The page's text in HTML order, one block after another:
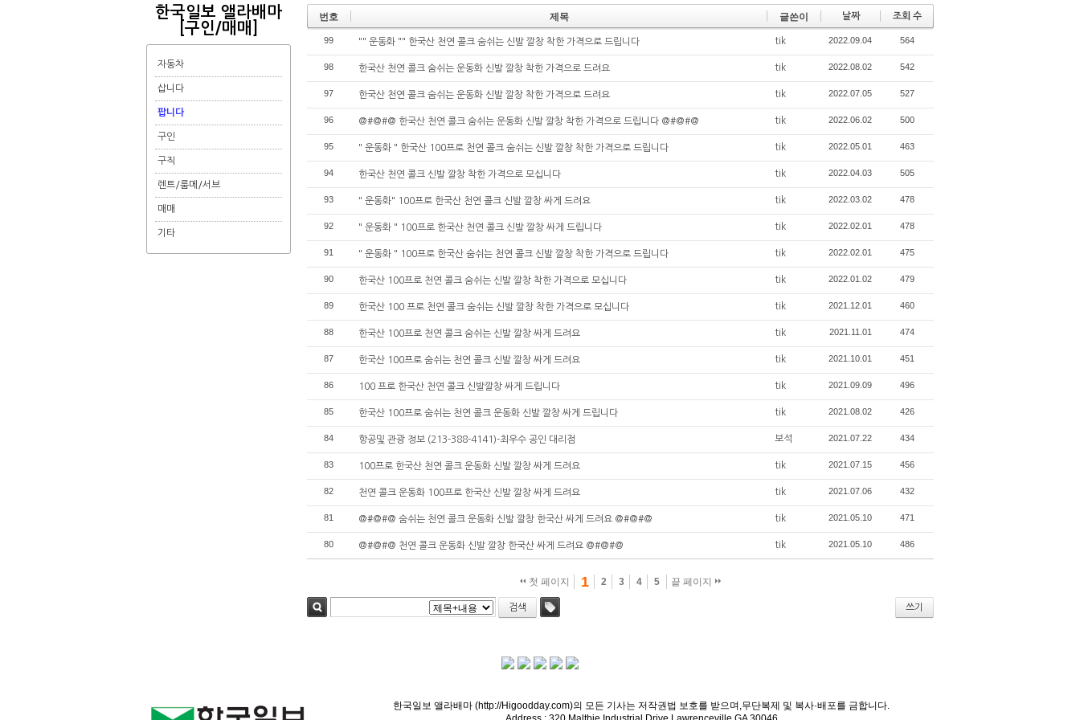
한국일보 앨라배마
[구인/매매]
자동차
삽니다
팝니다
구인
구직
렌트/룸메/서브
매매
기타
번호 제목 글쓴이 날짜 조회 수
99 "" 운동화 "" 한국산 천연 콜크 숨쉬는 신발 깔창 착한 가격으로 드립니다 tik 2022.09.04 564
98 한국산 천연 콜크 숨쉬는 운동화 신발 깔창 착한 가격으로 드려요 tik 2022.08.02 542
97 한국산 천연 콜크 숨쉬는 운동화 신발 깔창 착한 가격으로 드려요 tik 2022.07.05 527
96 @#@#@ 한국산 천연 콜크 숨쉬는 운동화 신발 깔창 착한 가격으로 드립니다 @#@#@ tik 2022.06.02 500
95 " 운동화 " 한국산 100프로 천연 콜크 숨쉬는 신발 깔창 착한 가격으로 드립니다 tik 2022.05.01 463
94 한국산 천연 콜크 신발 깔창 착한 가격으로 모십니다 tik 2022.04.03 505
93 " 운동화" 100프로 한국산 천연 콜크 신발 깔창 싸게 드려요 tik 2022.03.02 478
92 " 운동화 " 100프로 한국산 천연 콜크 신발 깔창 싸게 드립니다 tik 2022.02.01 478
91 " 운동화 " 100프로 한국산 숨쉬는 천연 콜크 신발 깔창 착한 가격으로 드립니다 tik 2022.02.01 475
90 한국산 100프로 천연 콜크 숨쉬는 신발 깔창 착한 가격으로 모십니다 tik 2022.01.02 479
89 한국산 100 프로 천연 콜크 숨쉬는 신발 깔창 착한 가격으로 모십니다 tik 2021.12.01 460
88 한국산 100프로 천연 콜크 숨쉬는 신발 깔창 싸게 드려요 tik 2021.11.01 474
87 한국산 100프로 숨쉬는 천연 콜크 신발 깔창 싸게 드려요 tik 2021.10.01 451
86 100 프로 한국산 천연 콜크 신발깔창 싸게 드립니다 tik 2021.09.09 496
85 한국산 100프로 숨쉬는 천연 콜크 운동화 신발 깔창 싸게 드립니다 tik 2021.08.02 426
84 항공및 관광 정보 (213-388-4141)-최우수 공인 대리점 보석 2021.07.22 434
83 100프로 한국산 천연 콜크 운동화 신발 깔창 싸게 드려요 tik 2021.07.15 456
82 천연 콜크 운동화 100프로 한국산 신발 깔창 싸게 드려요 tik 2021.07.06 432
81 @#@#@ 숨쉬는 천연 콜크 운동화 신발 깔창 한국산 싸게 드려요 @#@#@ tik 2021.05.10 471
80 @#@#@ 천연 콜크 운동화 신발 깔창 한국산 싸게 드려요 @#@#@ tik 2021.05.10 486
첫 페이지 1 2 3 4 5 끝 페이지
쓰기
검색
한국일보 앨라배마 (http://Higoodday.com)의 모든 기사는 저작권법 보호를 받으며,무단복제 및 복사·배포를 금합니다.